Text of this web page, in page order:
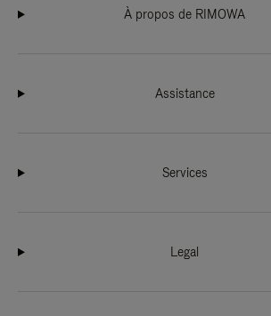
À propos de RIMOWA
Assistance
Services
Legal